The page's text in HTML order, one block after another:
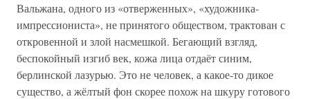
Вальжана, одного из «отверженных», «художника-
импрессиониста», не принятого обществом, трактован с
откровенной и злой насмешкой. Бегающий взгляд,
беспокойный изгиб век, кожа лица отдаёт синим,
берлинской лазурью. Это не человек, а какое-то дикое
существо, а жёлтый фон скорее похож на шкуру готового